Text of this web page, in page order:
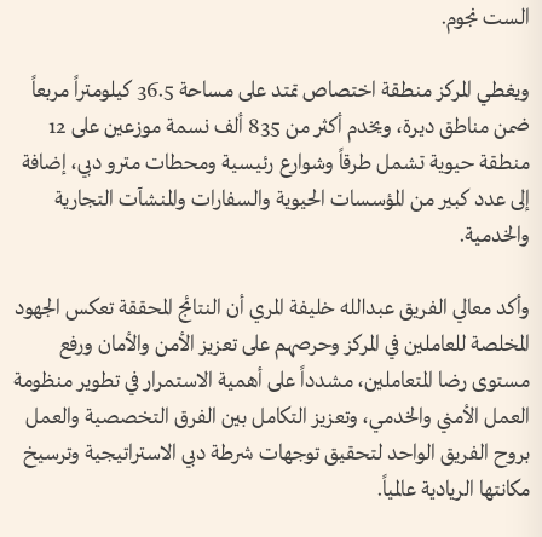
الست نجوم.
ويغطي المركز منطقة اختصاص تمتد على مساحة 36.5 كيلومتراً مربعاً
ضمن مناطق ديرة، ويخدم أكثر من 835 ألف نسمة موزعين على 12
منطقة حيوية تشمل طرقاً وشوارع رئيسية ومحطات مترو دبي، إضافة
إلى عدد كبير من المؤسسات الحيوية والسفارات والمنشآت التجارية
والخدمية.
وأكد معالي الفريق عبدالله خليفة المري أن النتائج المحققة تعكس الجهود
المخلصة للعاملين في المركز وحرصهم على تعزيز الأمن والأمان ورفع
مستوى رضا المتعاملين، مشدداً على أهمية الاستمرار في تطوير منظومة
العمل الأمني والخدمي، وتعزيز التكامل بين الفرق التخصصية والعمل
بروح الفريق الواحد لتحقيق توجهات شرطة دبي الاستراتيجية وترسيخ
مكانتها الريادية عالمياً.